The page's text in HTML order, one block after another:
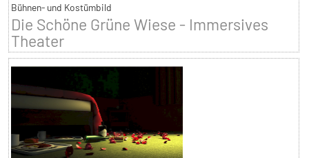
Bühnen- und Kostümbild
Die Schöne Grüne Wiese - Immersives
Theater